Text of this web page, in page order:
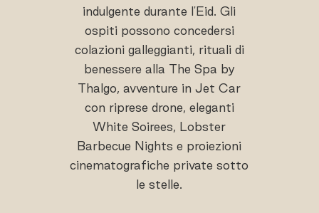
indulgente durante l'Eid. Gli
ospiti possono concedersi
colazioni galleggianti, rituali di
benessere alla The Spa by
Thalgo, avventure in Jet Car
con riprese drone, eleganti
White Soirees, Lobster
Barbecue Nights e proiezioni
cinematografiche private sotto
le stelle.